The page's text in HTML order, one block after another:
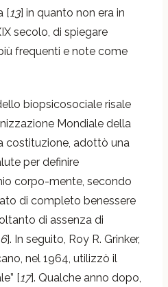
[13] in quanto non era in
secolo, di spiegare
frequenti e note come
biopsicosociale risale
Mondiale della
costituzione, adottò una
per definire
corpo-mente, secondo
di completo benessere
di assenza di
]. In seguito, Roy R. Grinker,
nel 1964, utilizzò il
[17]. Qualche anno dopo,